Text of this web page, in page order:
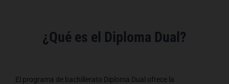
¿Qué es el Diploma Dual?
El programa de bachillerato Diploma Dual ofrece la